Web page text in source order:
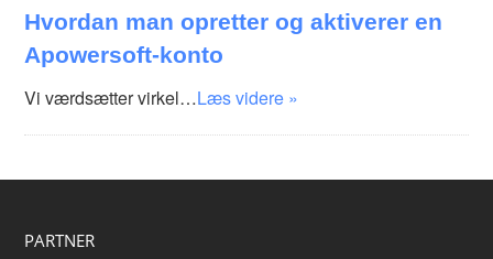
Hvordan man opretter og aktiverer en
Apowersoft-konto
Vi værdsætter virkel…Læs videre »
PARTNER